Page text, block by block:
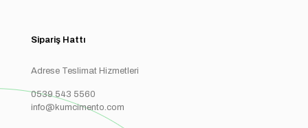
Sipariş Hattı
Adrese Teslimat Hizmetleri
0539 543 5560
info@kumcimento.com